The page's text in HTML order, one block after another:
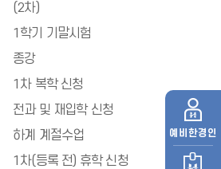
예비 한경인
(2차)
1학기 기말시험
종강
1차 복학 신청
전과 및 재입학 신청
하계 계절수업
1차(등록 전) 휴학 신청